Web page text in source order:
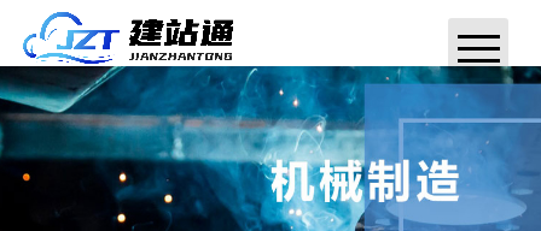
网站首页
关于我们
案例展示